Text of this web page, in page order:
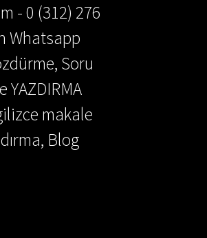
- 0 (312) 276
Whatsapp
Soru
YAZDIRMA
makale
Blog